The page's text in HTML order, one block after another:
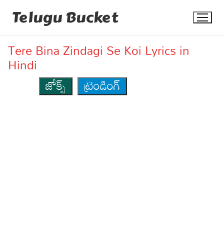
Telugu Bucket
Tere Bina Zindagi Se Koi Lyrics in
Hindi
జోక్స్
ట్రెండింగ్